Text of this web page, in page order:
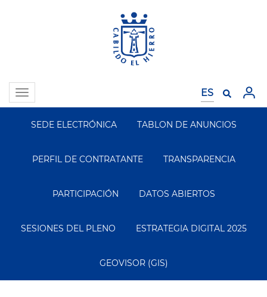
Toggle
navigation
Segundo
Menu
SEDE ELECTRÓNICA TABLON DE ANUNCIOS
PERFIL DE CONTRATANTE TRANSPARENCIA
PARTICIPACIÓN DATOS ABIERTOS
SESIONES DEL PLENO ESTRATEGIA DIGITAL 2025
GEOVISOR (GIS)